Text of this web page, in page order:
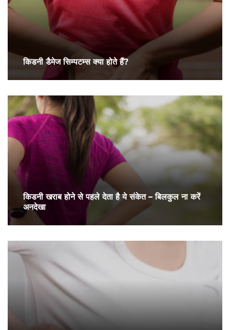
किडनी डैमेज सिम्पटम्स क्या होते हैं?
किडनी खराब होने से पहले देता है ये संकेत – बिलकुल ना करें
अनदेखा